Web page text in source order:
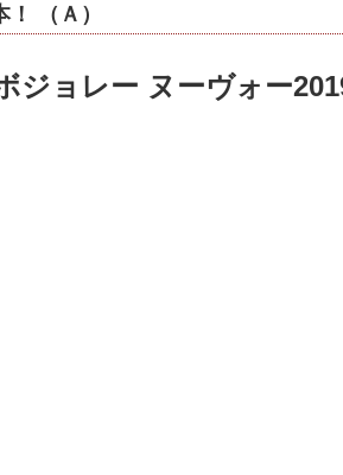
（Ａ）
ジョレー ヌーヴォー